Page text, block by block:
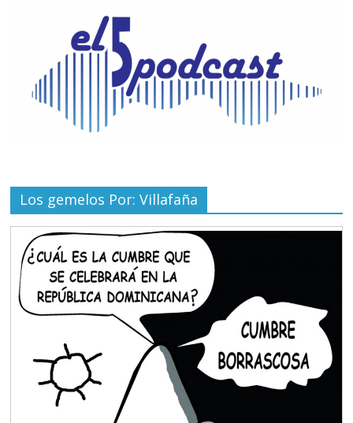
Los gemelos Por: Villafaña